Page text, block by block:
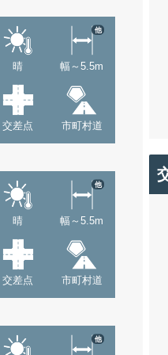
晴 幅～5.5m
他
交差点 市町村道
晴 幅～5.5m
他
交差点 市町村道
他